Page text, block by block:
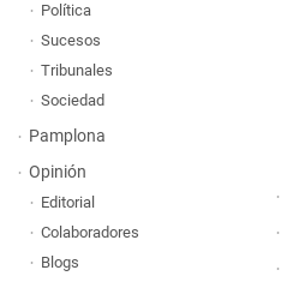
Política
Sucesos
Tribunales
Sociedad
Pamplona
Opinión
Editorial
Colaboradores
Blogs